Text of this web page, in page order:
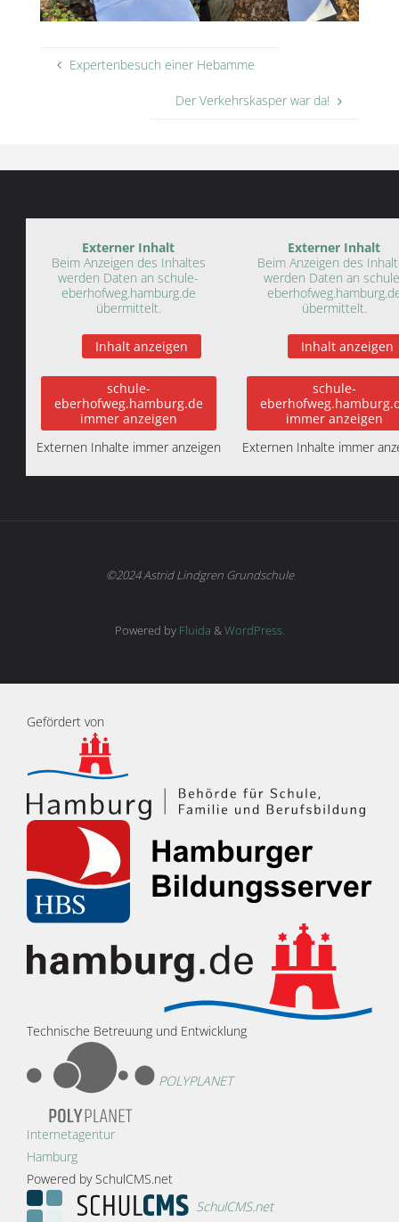
Expertenbesuch einer Hebamme
Der Verkehrskasper war da!
Externer Inhalt
Beim Anzeigen des Inhaltes
werden Daten an schule-
eberhofweg.hamburg.de
übermittelt.
Inhalt anzeigen
schule-
eberhofweg.hamburg.de
immer anzeigen
Externen Inhalte immer anzeigen
Externer Inhalt
Beim Anzeigen des
werden Daten an
übermittelt.
Inhalt anzeigen
schule-
immer anzeigen
Externen Inhalte immer
©2024 Astrid Lindgren Grundschule
Powered byFluida &WordPress.
Gefördert von
Technische Betreuung und Entwicklung
POLYPLANET
Internetagentur
Hamburg
Powered by SchulCMS.net
SchulCMS.net